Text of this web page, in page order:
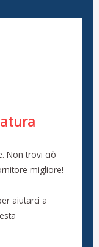
Non trovi ciò
migliore!
aiutarci a